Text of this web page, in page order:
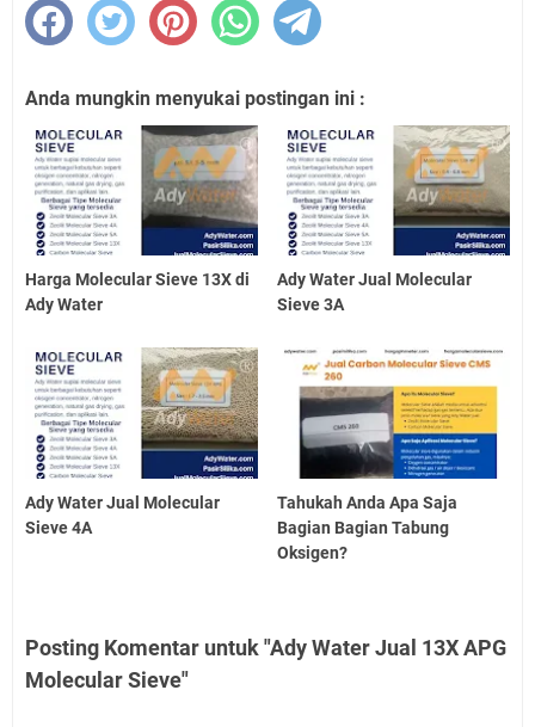
Anda mungkin menyukai postingan ini :
Harga Molecular Sieve 13X di
Ady Water
Ady Water Jual Molecular
Sieve 3A
Ady Water Jual Molecular
Sieve 4A
Tahukah Anda Apa Saja
Bagian Bagian Tabung
Oksigen?
Posting Komentar untuk "Ady Water Jual 13X APG
Molecular Sieve"